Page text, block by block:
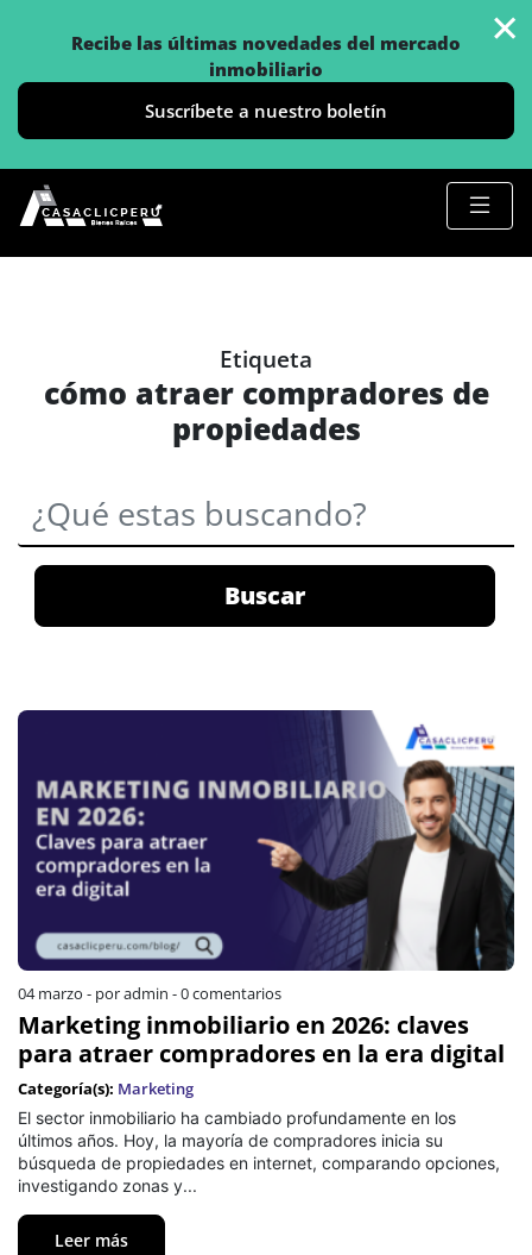
Recibe las últimas novedades del mercado
inmobiliario
Suscríbete a nuestro boletín
×
Etiqueta
cómo atraer compradores de
propiedades
Buscar
04 marzo - por admin -0 comentarios
Marketing inmobiliario en 2026: claves
para atraer compradores en la era digital
Categoría(s): Marketing
El sector inmobiliario ha cambiado profundamente en los
últimos años. Hoy, la mayoría de compradores inicia su
búsqueda de propiedades en internet, comparando opciones,
investigando zonas y...
Leer más